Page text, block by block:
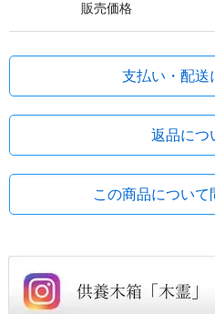
販売価格
支払い・配送
返品につ
この商品について